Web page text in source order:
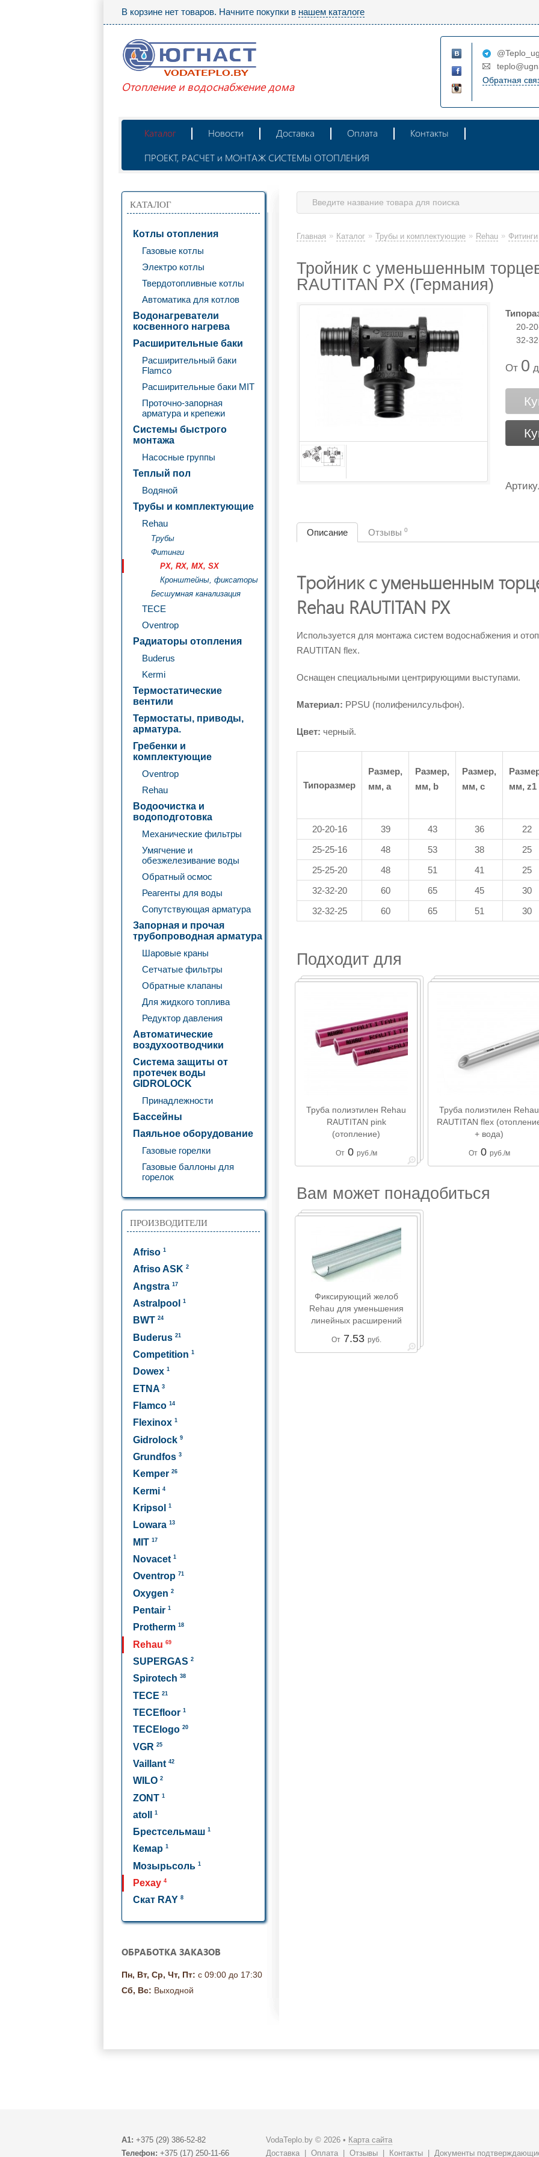
В корзине нет товаров. Начните покупки в нашем каталоге
Отопление и водоснабжение дома
Обратная
Каталог Новости Доставка Оплата
Контакты
ПРОЕКТ, РАСЧЕТ и МОНТАЖ СИСТЕМЫ ОТОПЛЕНИЯ
КАТАЛОГ
Котлы отопления
Газовые котлы
Электро котлы
Твердотопливные котлы
Автоматика для котлов
Водонагреватели
косвенного нагрева
Расширительные баки
Расширительный баки
Flamco
Расширительные баки MIT
Проточно-запорная
арматура и крепежи
Системы быстрого
монтажа
Насосные группы
Теплый пол
Водяной
Трубы и комплектующие
Rehau
Трубы
Фитинги
PX, RX, MX, SX
Кронштейны, фиксаторы
Бесшумная канализация
TECE
Oventrop
Радиаторы отопления
Buderus
Kermi
Термостатические
вентили
Термостаты, приводы,
арматура.
Гребенки и
комплектующие
Oventrop
Rehau
Водоочистка и
водоподготовка
Механические фильтры
Умягчение и
обезжелезивание воды
Обратный осмос
Реагенты для воды
Сопутствующая арматура
Запорная и прочая
трубопроводная арматура
Шаровые краны
Сетчатые фильтры
Обратные клапаны
Для жидкого топлива
Редуктор давления
Автоматические
воздухоотводчики
Система защиты от
протечек воды
GIDROLOCK
Принадлежности
Бассейны
Паяльное оборудование
Газовые горелки
Газовые баллоны для
горелок
ПРОИЗВОДИТЕЛИ
Afriso 1
Afriso ASK 2
Angstra 17
Astralpool 1
BWT 24
Buderus 21
Competition 1
Dowex 1
ETNA 3
Flamco 14
Flexinox 1
Gidrolock 9
Grundfos 3
Kemper 26
Kermi 4
Kripsol 1
Lowara 13
MIT 17
Novacet 1
Oventrop 71
Oxygen 2
Pentair 1
Protherm 18
Rehau 69
SUPERGAS 2
Spirotech 38
TECE 21
TECEfloor 1
TECElogo 20
VGR 25
Vaillant 42
WILO 2
ZONT 1
atoll 1
Брестсельмаш 1
Кемар 1
Мозырьсоль 1
Рехау 4
Скат RAY 8
ОБРАБОТКА ЗАКАЗОВ
Пн, Вт, Ср, Чт, Пт: с 09:00 до 17:30
Сб, Вс: Выходной
Главная » Каталог » Трубы и комплектующие » Rehau » Фитинги
Тройник с уменьшенным
RAUTITAN PX (Германия)
20-
32-
От 0
Описание Отзывы 0
Тройник с уменьшенным
Rehau RAUTITAN PX
Используется для монтажа систем водоснабжения и
RAUTITAN flex.
Оснащен специальными центрирующими выступами.
Материал: PPSU (полифенилсульфон).
Цвет: черный.
Типоразмер
Размер,
мм, a
Размер,
мм, b
Размер,
мм, c
мм, z1
20-20-16 39 43 36
22
25-25-16
48 53 38
25
25-25-20
48 51 41
25
32-32-20
60 65 45
30
32-32-25
60 65 51 30
Подходит для
Труба полиэтилен Rehau
RAUTITAN pink
(отопление)
От0 руб./м
Труба полиэтилен Rehau
RAUTITAN flex
+ вода)
От0 руб./м
Вам может понадобиться
Фиксирующий желоб
Rehau для уменьшения
линейных расширений
От7.53 руб.
A1: +375 (29) 386-52-82
Телефон: +375 (17) 250-11-66
VodaTeplo.by © 2026 • Карта сайта
Доставка
Оплата Отзывы Контакты Документы